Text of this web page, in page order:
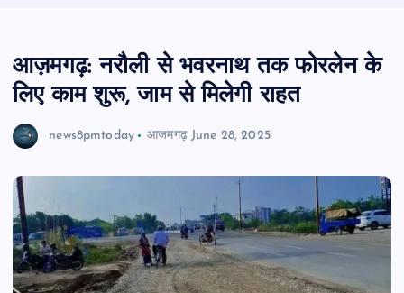
आज़मगढ़: नरौली से भवरनाथ तक फोरलेन के
लिए काम शुरू, जाम से मिलेगी राहत
news8pmtoday आजमगढ़ June 28, 2025